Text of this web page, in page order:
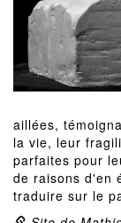
aillées,
la vie, leur
parfaites pour
de raisons d'en
traduire sur le